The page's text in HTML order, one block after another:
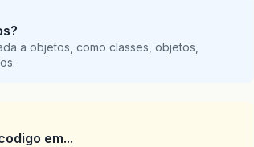
a objetos, como classes, objetos,
em...